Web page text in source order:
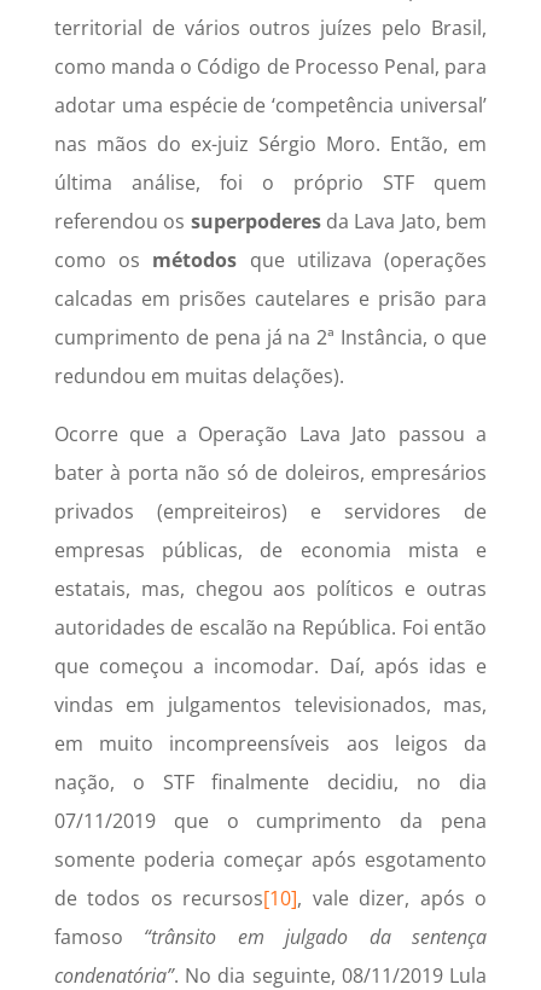
territorial de vários outros juízes pelo Brasil,
como manda o Código de Processo Penal, para
adotar uma espécie de ‘competência universal’
nas mãos do ex-juiz Sérgio Moro. Então, em
última análise, foi o próprio STF quem
referendou os superpoderesda Lava Jato, bem
como os métodos que utilizava (operações
calcadas em prisões cautelares e prisão para
cumprimento de pena já na 2ª Instância, o que
redundou em muitas delações).
Ocorre que a Operação Lava Jato passou a
bater à porta não só de doleiros, empresários
privados (empreiteiros) e servidores de
empresas públicas, de economia mista e
estatais, mas, chegou aos políticos e outras
autoridades de escalão na República. Foi então
que começou a incomodar. Daí, após idas e
vindas em julgamentos televisionados, mas,
em muito incompreensíveis aos leigos da
nação, o STF finalmente decidiu, no dia
07/11/2019 que o cumprimento da pena
somente poderia começar após esgotamento
de todos os recursos[10], vale dizer, após o
famoso “trânsito em julgado da sentença
condenatória”. No dia seguinte, 08/11/2019 Lula